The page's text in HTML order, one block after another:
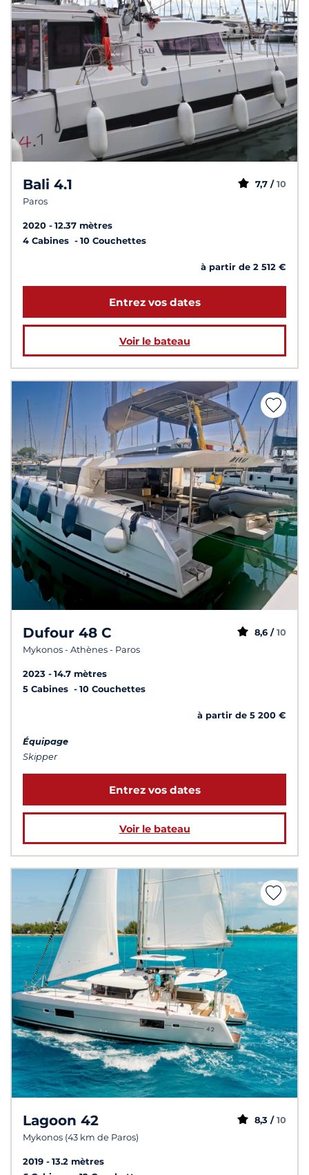
Bali 4.1
Paros
7,7 / 10
2020
12.37 mètres
4 Cabines
10 Couchettes
à partir de 2 512 €
Entrez vos dates
Voir le bateau
Dufour 48 C
Mykonos - Athènes - Paros
8,6 / 10
2023
14.7 mètres
5 Cabines
10 Couchettes
à partir de 5 200 €
Équipage
Skipper
Entrez vos dates
Voir le bateau
Lagoon 42
Mykonos (43 km de Paros)
8,3 / 10
2019
13.2 mètres